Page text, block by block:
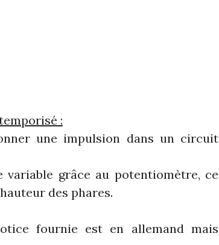
:
une impulsion dans un circuit
grâce au potentiomètre, ce
des phares.
fournie est en allemand mais